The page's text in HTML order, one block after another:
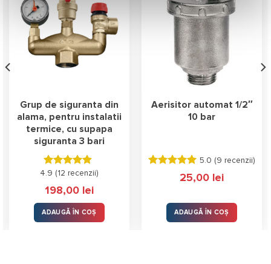
Grup de siguranta din
alama, pentru instalatii
termice, cu supapa
siguranta 3 bari
Evaluat la
din 5
4.9 (12 recenzii)
198,00 lei
ADAUGĂ ÎN COȘ
Aerisitor automat 1/2″
10 bar
Evaluat la
stele
5.0 (9 recenzii)
25,00 lei
ADAUGĂ ÎN COȘ